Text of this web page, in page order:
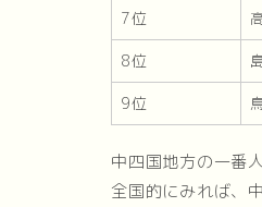
7位
8位
9位
中四国地方の一番
全国的にみれば、